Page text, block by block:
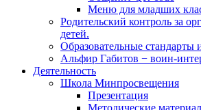
Меню для младших
Родительский контроль за
детей.
Образовательные стандарты
Альфир Габитов − воин-
Деятельность
Школа Минпросвещения
Презентация